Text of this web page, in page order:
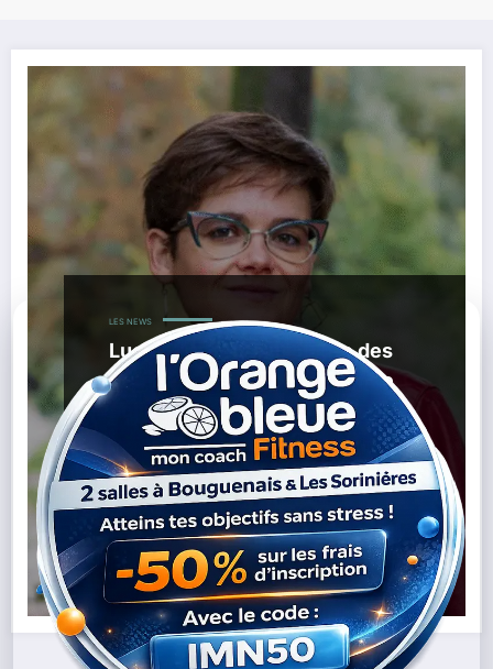
LES NEWS
Lucie Pinson : la militante des
Sorinières qui défie la finance
polluante
20/11/2025 Climat ,Environnement,Finance
Fossile,Goldman Prize,Lucie Pinson,Nantes,Reclaim
Finance ,Sorinieres
Lire la suite